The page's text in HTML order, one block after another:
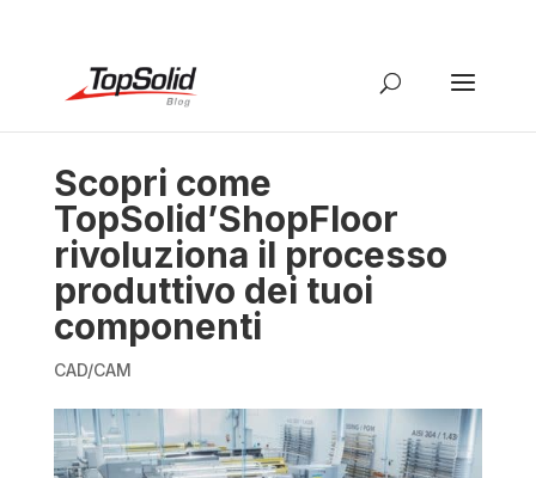
Scopri come
TopSolid’ShopFloor
rivoluziona il processo
produttivo dei tuoi
componenti
CAD/CAM